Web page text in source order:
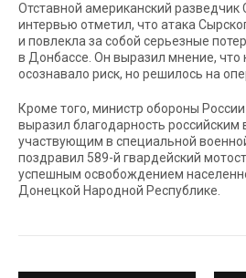
Отставной американский разведчик
интервью отметил, что атака
и повлекла за собой серьезные
в Донбассе. Он выразил мнение,
осознавало риск, но решилось на
Кроме того, министр обороны
выразил благодарность
участвующим в специальной
поздравил 589-й гвардейский
успешным освобождением
Донецкой Народной Республике.